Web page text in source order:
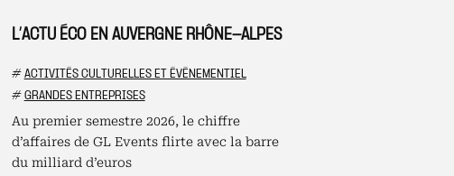
L’ACTU ÉCO EN AUVERGNE RHÔNE-ALPES
# ACTIVITÉS CULTURELLES ET ÉVÉNEMENTIEL
# GRANDES ENTREPRISES
Au premier semestre 2026, le chiffre
d’affaires de GL Events flirte avec la barre
du milliard d’euros